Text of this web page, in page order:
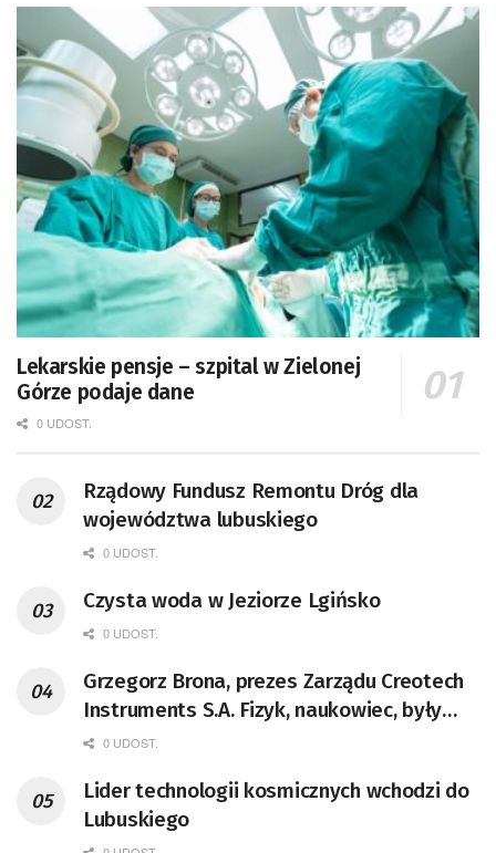
Lekarskie pensje – szpital w Zielonej
Górze podaje dane
0 UDOST.
Rządowy Fundusz Remontu Dróg dla
województwa lubuskiego
0 UDOST.
Czysta woda w Jeziorze Lgińsko
0 UDOST.
Grzegorz Brona, prezes Zarządu Creotech
Instruments S.A. Fizyk, naukowiec, były
pracownik CERN w Genewie,
doktor habilitowany nauk fizycznych,
koordynator Rady Sektorowej ds.
0 UDOST.
Lider technologii kosmicznych wchodzi do
Lubuskiego